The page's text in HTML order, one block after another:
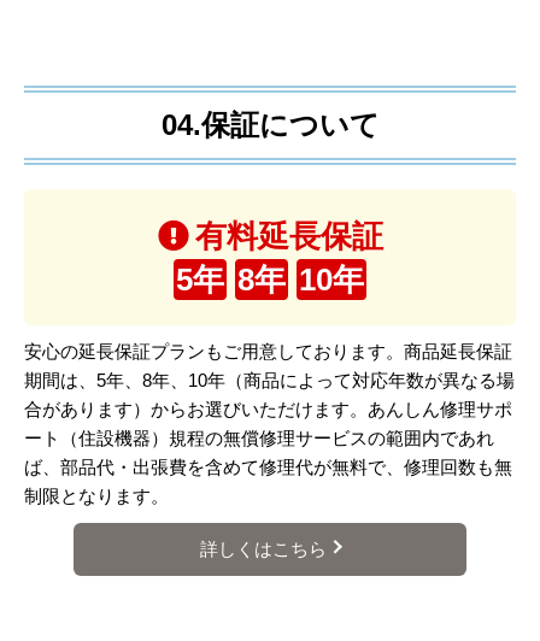
04.保証について
有料延長保証
5年 8年 10年
安心の延長保証プランもご用意しております。商品延長保証
期間は、5年、8年、10年（商品によって対応年数が異なる場
合があります）からお選びいただけます。あんしん修理サポ
ート（住設機器）規程の無償修理サービスの範囲内であれ
ば、部品代・出張費を含めて修理代が無料で、修理回数も無
制限となります。
詳しくはこちら